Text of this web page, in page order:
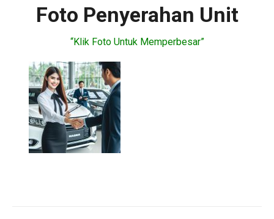
Foto Penyerahan Unit
“Klik Foto Untuk Memperbesar”